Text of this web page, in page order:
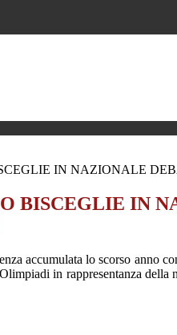
IN NAZIONALE
BISCEGLIE IN
accumulata lo scorso anno
in rappresentanza della